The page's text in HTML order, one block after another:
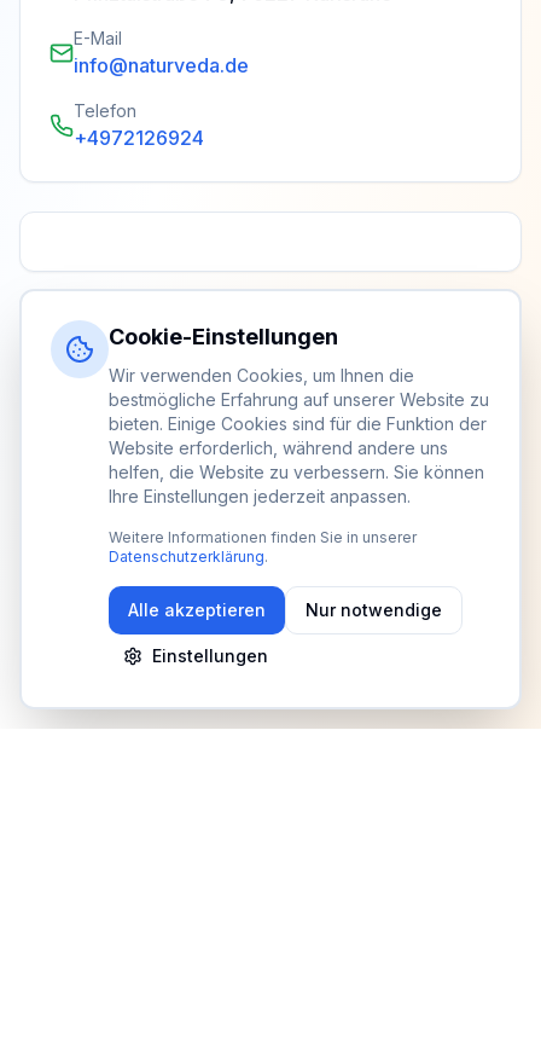
E-Mail
info@naturveda.de
Telefon
+4972126924
Cookie-Einstellungen
Wir verwenden Cookies, um Ihnen die
bestmögliche Erfahrung auf unserer Website zu
bieten. Einige Cookies sind für die Funktion der
Website erforderlich, während andere uns
helfen, die Website zu verbessern. Sie können
Ihre Einstellungen jederzeit anpassen.
Weitere Informationen finden Sie in unserer
Datenschutzerklärung.
Alle akzeptieren Nur notwendige
Einstellungen